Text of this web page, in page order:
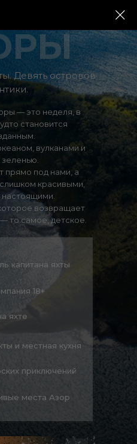
приключений
18+
яхте
и местная кухня
капитана яхты
места Азор
Девять островов
— это неделя, в
становится
вулканами и
прямо под нами, а
красивыми,
возвращает
то самое, детское.